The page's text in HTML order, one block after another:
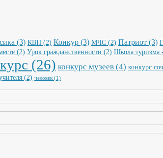
(3) КВН (2) Конкур (3) МЧС (2) Патриот (3)
(2) Урок гражданственности (2) Школа туризма
(26) конкурс музеев (4) конкурс
(2) человек(1)